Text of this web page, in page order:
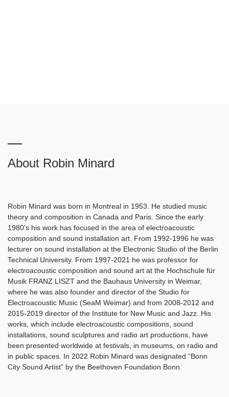
About Robin Minard
Robin Minard was born in Montreal in 1953. He studied music
theory and composition in Canada and Paris. Since the early
1980’s his work has focused in the area of electroacoustic
composition and sound installation art. From 1992-1996 he was
lecturer on sound installation at the Electronic Studio of the Berlin
Technical University. From 1997-2021 he was professor for
electroacoustic composition and sound art at the Hochschule für
Musik FRANZ LISZT and the Bauhaus University in Weimar,
where he was also founder and director of the Studio for
Electroacoustic Music (SeaM Weimar) and from 2008-2012 and
2015-2019 director of the Institute for New Music and Jazz. His
works, which include electroacoustic compositions, sound
installations, sound sculptures and radio art productions, have
been presented worldwide at festivals, in museums, on radio and
in public spaces. In 2022 Robin Minard was designated “Bonn
City Sound Artist” by the Beethoven Foundation Bonn.